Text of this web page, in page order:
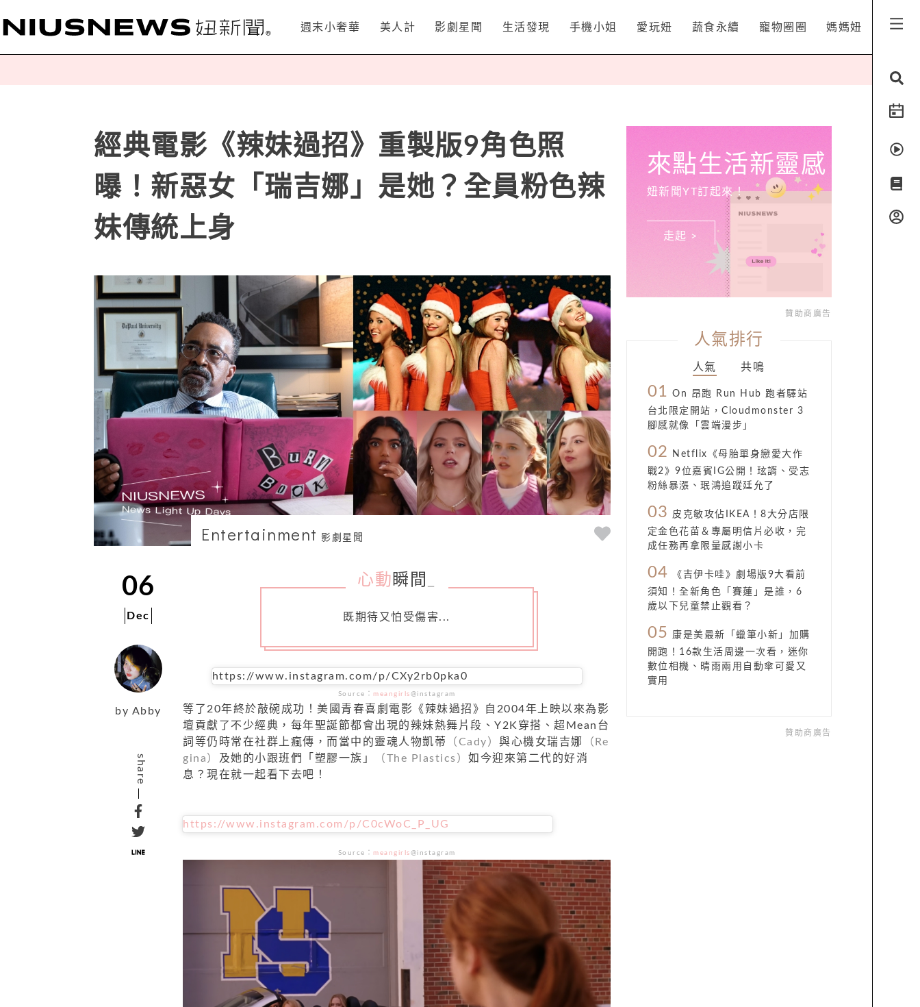
週末小奢華 美人計 影劇星聞 生活發現 手機小姐 愛玩妞 蔬食永續 寵物圈圈 媽媽妞
經典電影《辣妹過招》重製版9角色照
曝！新惡女「瑞吉娜」是她？全員粉色辣
妹傳統上身
Entertainment 影劇星聞
06
Dec
by Abby
share
心動 瞬間
既期待又怕受傷害...
https://www.instagram.com/p/CXy2rb0pka0
Source ： meangirls @instagram
等了20年終於敲碗成功！美國青春喜劇電影《辣妹過招》自2004年上映以來為影
壇貢獻了不少經典，每年聖誕節都會出現的辣妹熱舞片段、Y2K穿搭、超Mean台
詞等仍時常在社群上瘋傳，而當中的靈魂人物凱蒂
（Cady） 與心機女瑞吉娜
（Re
gina）
及她的小跟班們「塑膠一族」 （The Plastics） 如今迎來第二代的好消
息？現在就一起看下去吧！
https://www.instagram.com/p/C0cWoC_P_UG
Source ： meangirls @instagram
來點生活新靈感
妞新聞YT訂起來！
走起 >
贊助商廣告
人氣排行
人氣 共鳴
01 On 昂跑 Run Hub 跑者驛站
台北限定開站，Cloudmonster 3
腳感就像「雲端漫步」
02
Netflix《母胎單身戀愛大作
戰2》9位嘉賓IG公開！玹諝、受志
粉絲暴漲、珉鴻追蹤廷允了
03
皮克敏攻佔IKEA！8大分店限
定金色花苗＆專屬明信片必收，完
成任務再拿限量感謝小卡
04
《吉伊卡哇》劇場版9大看前
須知！全新角色「賽蓮」是誰，6
歲以下兒童禁止觀看？
05
康是美最新「蠟筆小新」加購
開跑！16款生活周邊一次看，迷你
數位相機、晴雨兩用自動傘可愛又
實用
贊助商廣告